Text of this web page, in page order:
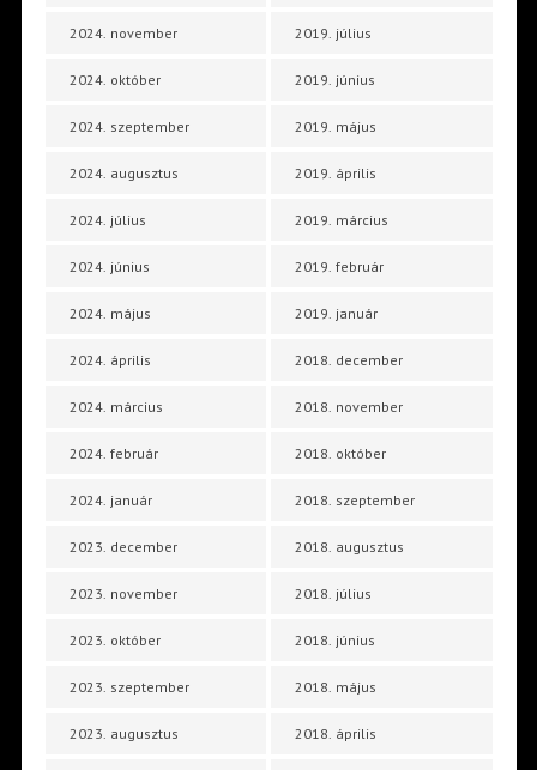
2024. november
2024. október
2024. szeptember
2024. augusztus
2024. július
2024. június
2024. május
2024. április
2024. március
2024. február
2024. január
2023. december
2023. november
2023. október
2023. szeptember
2023. augusztus
2019. július
2019. június
2019. május
2019. április
2019. március
2019. február
2019. január
2018. december
2018. november
2018. október
2018. szeptember
2018. augusztus
2018. július
2018. június
2018. május
2018. április